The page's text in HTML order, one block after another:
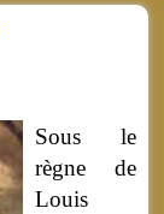
Sous le
règne de
Louis